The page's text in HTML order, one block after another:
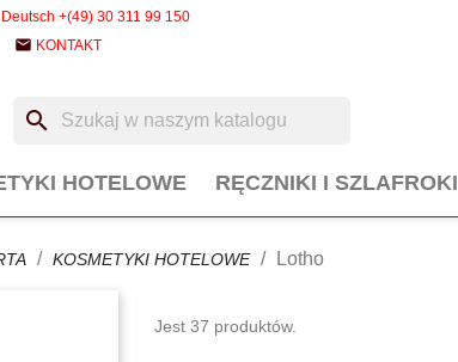
+(49) 30 311 99 150
email KONTAKT
search
HOTELOWE RĘCZNIKI I SZLAFROKI
KOSMETYKI HOTELOWE Lotho
Jest 37 produktów.